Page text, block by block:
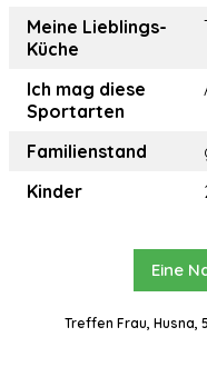
Meine Lieblings-
Küche
Ich mag diese
Sportarten
Familienstand
Kinder
Eine
Treffen Frau, Husna,